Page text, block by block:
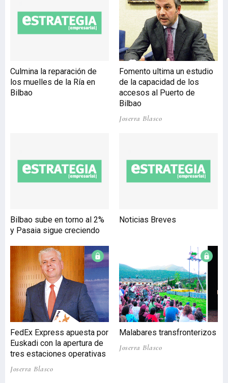
Olañeta, situada en el
núcleo histórico de la
localidad. En planta baja
se situará la vivienda
protegida adaptada para
personas con movilidad
reducida. En el resto de la
planta se ubicarán los
trasteros, el cuarto para la
Culmina la reparación de
los muelles de la Ría en
Bilbao
Fomento ultima un estudio
de la capacidad de los
accesos al Puerto de
Bilbao
Joserra Blasco
Bilbao sube en torno al 2%
y Pasaia sigue creciendo
Noticias Breves
FedEx Express apuesta por
Euskadi con la apertura de
tres estaciones operativas
Joserra Blasco
Malabares transfronterizos
Joserra Blasco